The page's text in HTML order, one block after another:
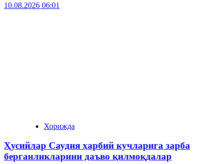
10.08.2026 06:01
Хорижда
Ҳусийлар Саудия ҳарбий кучларига зарба
берганликларини даъво қилмоқдалар